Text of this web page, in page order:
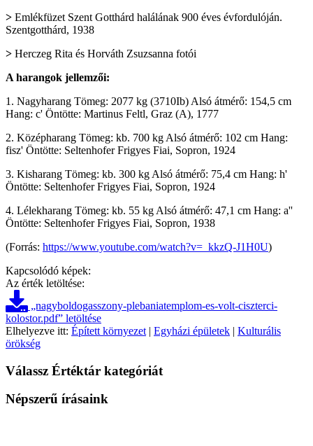
> Emlékfüzet Szent Gotthárd halálának 900 éves évfordulóján.
Szentgotthárd, 1938
> Herczeg Rita és Horváth Zsuzsanna fotói
A harangok jellemzői:
1. Nagyharang Tömeg: 2077 kg (3710Ib) Alsó átmérő: 154,5 cm
Hang: c' Öntötte: Martinus Feltl, Graz (A), 1777
2. Középharang Tömeg: kb. 700 kg Alsó átmérő: 102 cm Hang:
fisz' Öntötte: Seltenhofer Frigyes Fiai, Sopron, 1924
3. Kisharang Tömeg: kb. 300 kg Alsó átmérő: 75,4 cm Hang: h'
Öntötte: Seltenhofer Frigyes Fiai, Sopron, 1924
4. Lélekharang Tömeg: kb. 55 kg Alsó átmérő: 47,1 cm Hang: a''
Öntötte: Seltenhofer Frigyes Fiai, Sopron, 1938
(Forrás: https://www.youtube.com/watch?v=_kkzQ-J1H0U)
Kapcsolódó képek:
Az érték letöltése:
„nagyboldogasszony-plebaniatemplom-es-volt-ciszterci-
kolostor.pdf” letöltése
Elhelyezve itt: Épített környezet | Egyházi épületek | Kulturális
örökség
Válassz Értéktár kategóriát
Népszerű írásaink